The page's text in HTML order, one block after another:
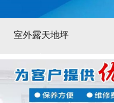
室外露天地坪